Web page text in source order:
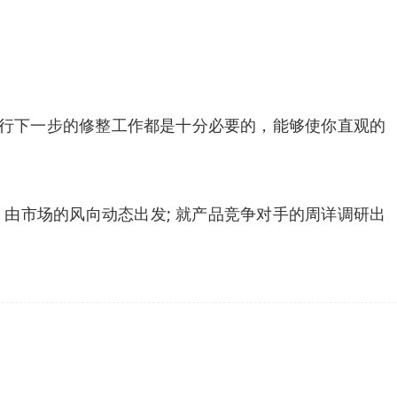
下一步的修整工作都是十分必要的，能够使你直观的
市场的风向动态出发; 就产品竞争对手的周详调研出